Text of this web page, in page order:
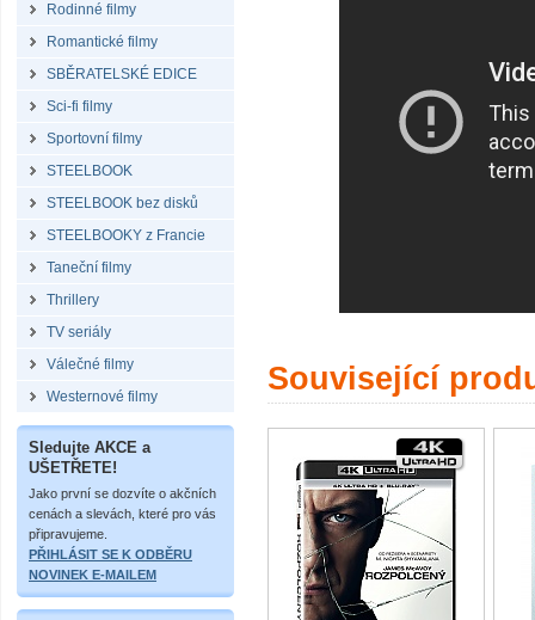
Rodinné filmy
Romantické filmy
SBĚRATELSKÉ EDICE
Sci-fi filmy
Sportovní filmy
STEELBOOK
STEELBOOK bez disků
STEELBOOKY z Francie
Taneční filmy
Thrillery
TV seriály
Válečné filmy
Westernové filmy
Sledujte AKCE a
UŠETŘETE!
Jako první se dozvíte o akčních
cenách a slevách, které pro vás
připravujeme.
PŘIHLÁSIT SE K ODBĚRU
NOVINEK E-MAILEM
Související